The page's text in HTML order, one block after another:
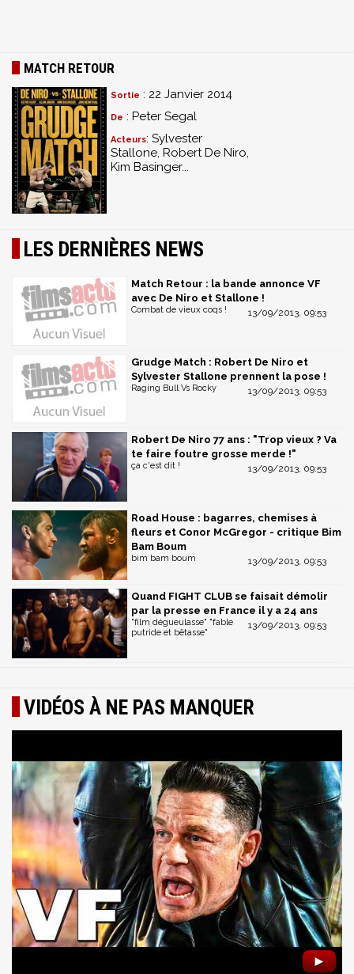
MATCH RETOUR
Sortie : 22 Janvier 2014
De : Peter Segal
Acteurs: Sylvester
Stallone, Robert De Niro,
Kim Basinger...
LES DERNIÈRES NEWS
Match Retour : la bande annonce VF
avec De Niro et Stallone !
13/09/2013, 09:53
Combat de vieux coqs !
Grudge Match : Robert De Niro et
Sylvester Stallone prennent la pose !
13/09/2013, 09:53
Raging Bull Vs Rocky
Robert De Niro 77 ans : "Trop vieux ? Va
te faire foutre grosse merde !"
13/09/2013, 09:53
ça c'est dit !
Road House : bagarres, chemises à
fleurs et Conor McGregor - critique Bim
Bam Boum
13/09/2013, 09:53
bim bam boum
Quand FIGHT CLUB se faisait démolir
par la presse en France il y a 24 ans
13/09/2013, 09:53
"film dégueulasse" "fable
putride et bêtasse"
VIDÉOS À NE PAS MANQUER
►